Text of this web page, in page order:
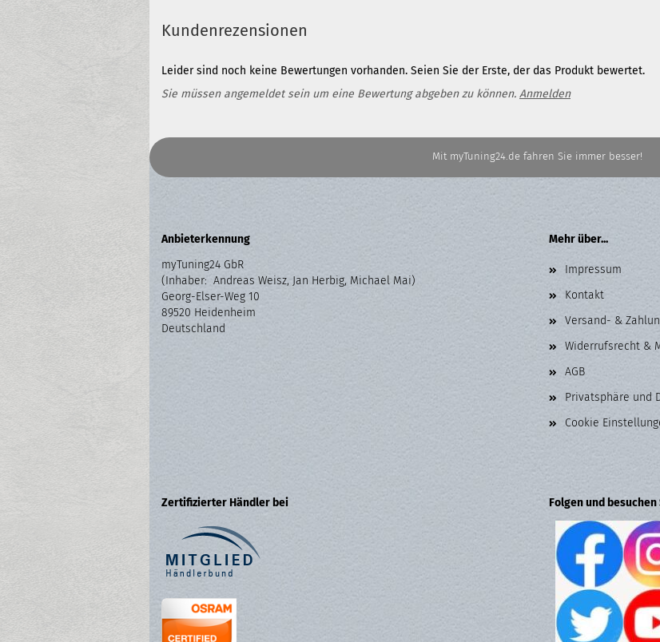
Kundenrezensionen
Leider sind noch keine Bewertungen vorhanden. Seien Sie der Erste, der das Produkt bewertet.
Sie müssen angemeldet sein um eine Bewertung abgeben zu können. Anmelden
Mit myTuning24.de fahren Sie immer besser!
Anbieterkennung
myTuning24 GbR
(Inhaber: Andreas Weisz, Jan Herbig, Michael Mai)
Georg-Elser-Weg 10
89520 Heidenheim
Deutschland
Mehr über...
Impressum
Kontakt
Versand- &
Widerrufsrecht &
AGB
Privatsphäre und
Cookie
Zertifizierter Händler bei Folgen und